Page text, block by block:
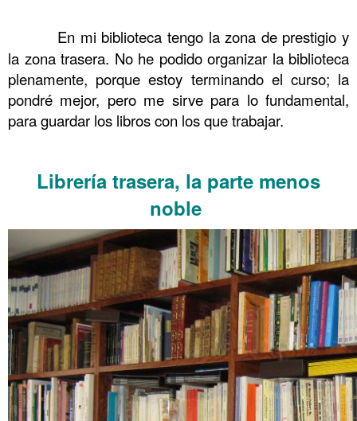
En mi biblioteca tengo la zona de prestigio y
la zona trasera. No he podido organizar la biblioteca
plenamente, porque estoy terminando el curso; la
pondré mejor, pero me sirve para lo fundamental,
para guardar los libros con los que trabajar.
Librería trasera, la parte menos
noble